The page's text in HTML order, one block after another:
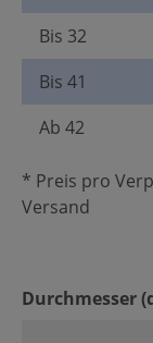
Bis 32
Bis 41
Ab 42
* Preis pro
Versand
Durchmesser